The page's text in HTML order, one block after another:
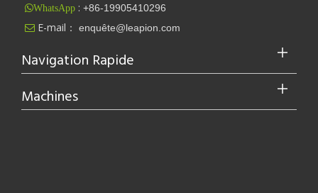
WhatsApp : +86-19905410296
 E-mail： enquête@leapion.com
Navigation Rapide
Machines